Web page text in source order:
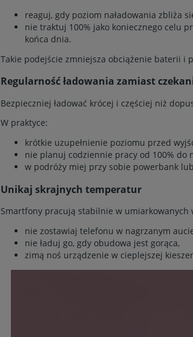
reaguj, gdy poziom naładowania zbliża
nie traktuj 100% jako koniecznego celu
końca dnia.
Takie podejście zmniejsza obciążenie baterii i
Regularność ładowania zamiast
Bezpieczniej ładować krócej i częściej niż
W praktyce:
krótkie uzupełnienie poziomu przed
nie planuj codziennie pracy od 100% do
w podróży miej przy sobie powerbank
Unikaj skrajnych temperatur
Smartfony pracują stabilnie w umiarkowanych
nie zostawiaj telefonu w nagrzanym
nie ładuj go, gdy obudowa jest gorąca,
zimą noś urządzenie w cieplejszej